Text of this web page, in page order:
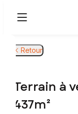
Retour
Terrain à
437m²